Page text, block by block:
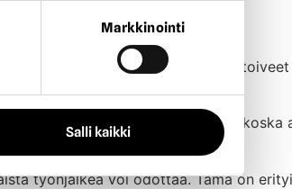
Markkinointi
Salli kaikki
siivooja tuntee kodin, asiakkaan
ja helpottaa arkea, koska
työnjälkeä voi odottaa. Tämä on